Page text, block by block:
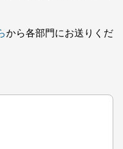
から各部門にお送りくだ